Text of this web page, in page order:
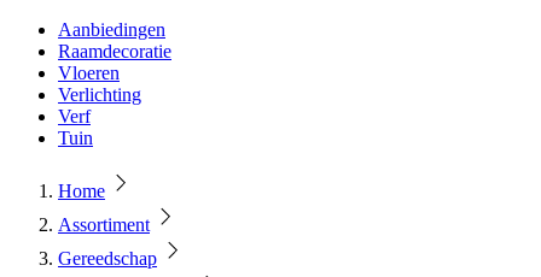
Aanbiedingen
Raamdecoratie
Vloeren
Verlichting
Verf
Tuin
Home
Assortiment
Gereedschap